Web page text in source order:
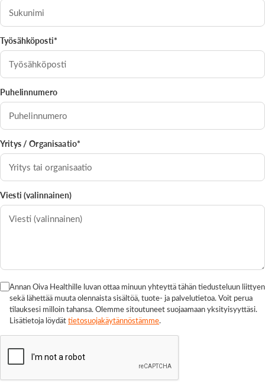
Työsähköposti*
Puhelinnumero
Yritys / Organisaatio*
Viesti (valinnainen)
Annan Oiva Healthille luvan ottaa minuun yhteyttä tähän tiedusteluun liittyen
sekä lähettää muuta olennaista sisältöä, tuote- ja palvelutietoa. Voit perua
tilauksesi milloin tahansa. Olemme sitoutuneet suojaamaan yksityisyyttäsi.
Lisätietoja löydättietosuojakäytännöstämme.